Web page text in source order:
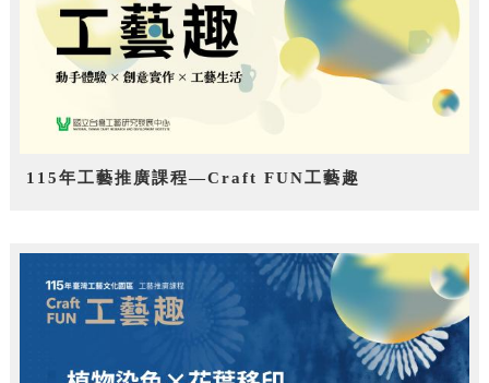
115年工藝推廣課程—Craft FUN工藝趣